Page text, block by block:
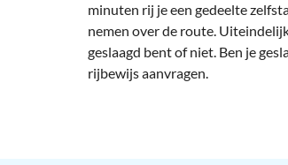
minuten rij je een gedeelte
nemen over de route.
geslaagd bent of niet. Ben je
rijbewijs aanvragen.